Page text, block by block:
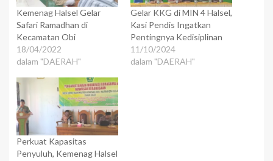
Kemenag Halsel Gelar
Safari Ramadhan di
Kecamatan Obi
18/04/2022
dalam "DAERAH"
Gelar KKG di MIN 4 Halsel,
Kasi Pendis Ingatkan
Pentingnya Kedisiplinan
11/10/2024
dalam "DAERAH"
Perkuat Kapasitas
Penyuluh, Kemenag Halsel